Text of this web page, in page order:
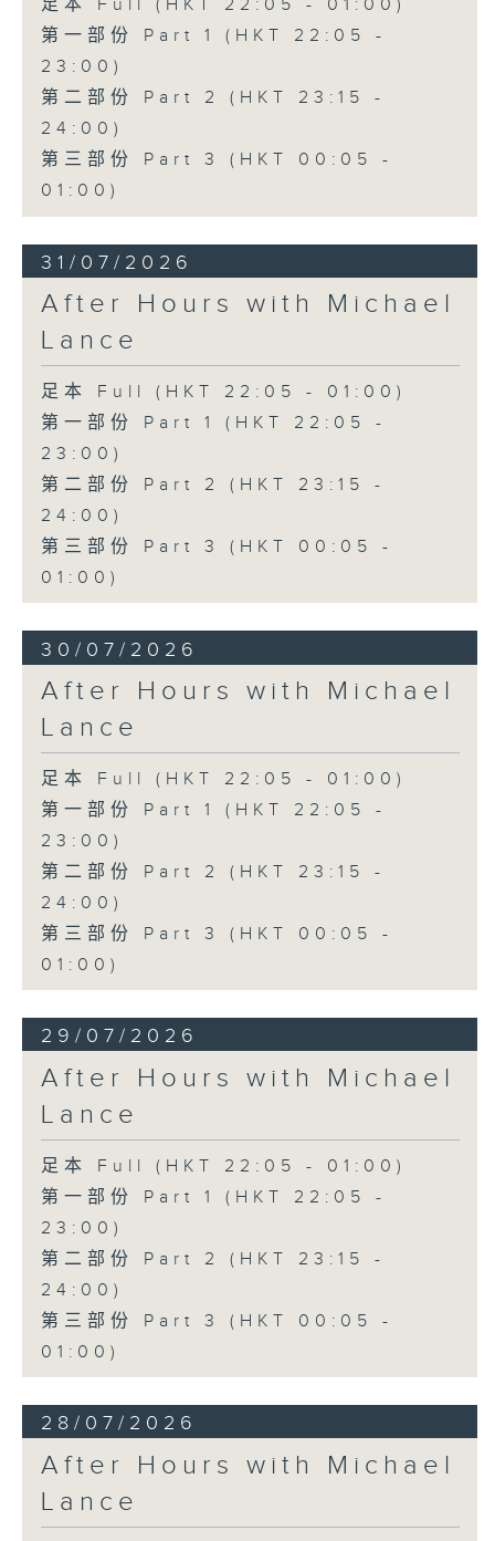
足本 Full (HKT 22:05 - 01:00)
第一部份 Part 1 (HKT 22:05 -
23:00)
第二部份 Part 2 (HKT 23:15 -
24:00)
第三部份 Part 3 (HKT 00:05 -
01:00)
31/07/2026
After Hours with Michael
Lance
足本 Full (HKT 22:05 - 01:00)
第一部份 Part 1 (HKT 22:05 -
23:00)
第二部份 Part 2 (HKT 23:15 -
24:00)
第三部份 Part 3 (HKT 00:05 -
01:00)
30/07/2026
After Hours with Michael
Lance
足本 Full (HKT 22:05 - 01:00)
第一部份 Part 1 (HKT 22:05 -
23:00)
第二部份 Part 2 (HKT 23:15 -
24:00)
第三部份 Part 3 (HKT 00:05 -
01:00)
29/07/2026
After Hours with Michael
Lance
足本 Full (HKT 22:05 - 01:00)
第一部份 Part 1 (HKT 22:05 -
23:00)
第二部份 Part 2 (HKT 23:15 -
24:00)
第三部份 Part 3 (HKT 00:05 -
01:00)
28/07/2026
After Hours with Michael
Lance